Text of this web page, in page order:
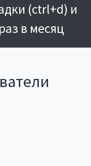
(ctrl+d) и
в месяц